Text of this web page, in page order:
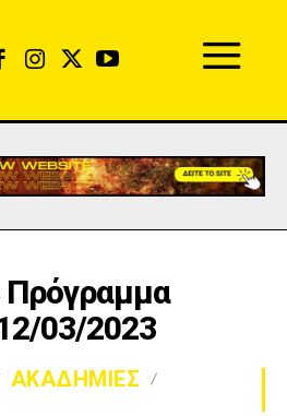
Πρόγραμμα
03/2023
ΑΚΑΔΗΜΙΕΣ